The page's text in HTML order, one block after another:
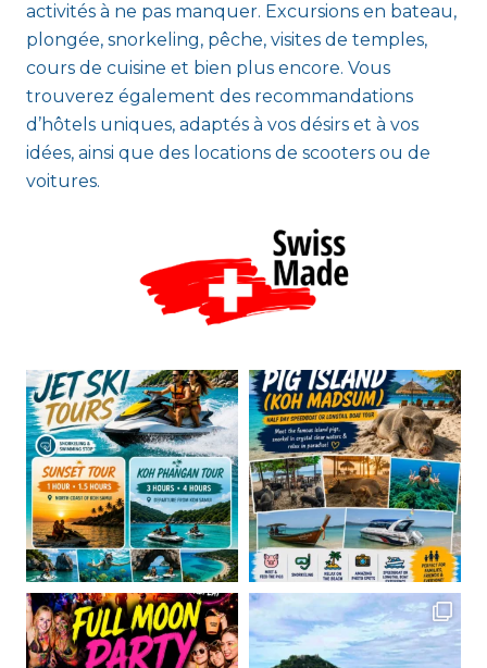
activités à ne pas manquer. Excursions en bateau,
plongée, snorkeling, pêche, visites de temples,
cours de cuisine et bien plus encore. Vous
trouverez également des recommandations
d’hôtels uniques, adaptés à vos désirs et à vos
idées, ainsi que des locations de scooters ou de
voitures.